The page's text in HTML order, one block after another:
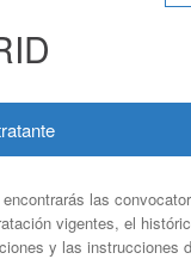
las
vigentes, el
y las instrucciones